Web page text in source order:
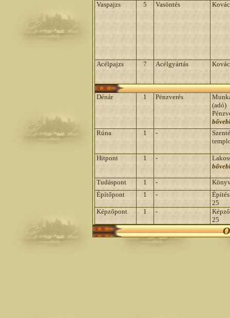
Vaspajzs 5 Vasöntés
Acélpajzs 7 Acélgyártás
Dénár 1 Pénzverés
(adó)
Rúna
1 -
Hitpont 1 -
Tudáspont 1 -
Építőpont
1 -
25
Képzőpont
1 -
25